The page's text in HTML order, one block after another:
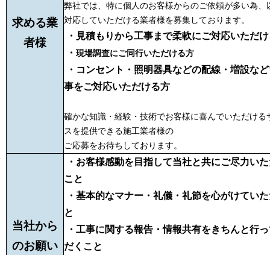
求める業
者様
弊社では、特に個人のお客様からのご依頼が多い為、
対応していただける業者様を募集しております。
・見積もりから工事まで柔軟にご対応いただ
・ 現場調査にご同行いただける方
・コンセント・照明器具などの配線・増設など
事をご対応いただける方
確かな知識・経験・技術でお客様に喜んでいただける
スを提供できる施工業者様の
ご応募をお待ちしております。
当社から
のお願い
・お客様感動を目指して当社と共にご尽力い
こと
・基本的なマナー・礼儀・礼節を心がけてい
と
・工事に関する報告・情報共有をきちんと行
だくこと